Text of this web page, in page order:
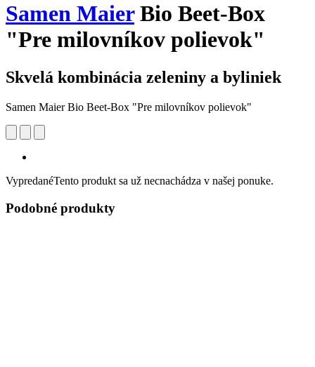
Samen MaierBio Beet-Box
"Pre milovníkov polievok"
Skvelá kombinácia zeleniny a byliniek
Samen Maier Bio Beet-Box "Pre milovníkov polievok"
VypredanéTento produkt sa už necnachádza v našej ponuke.
Podobné produkty